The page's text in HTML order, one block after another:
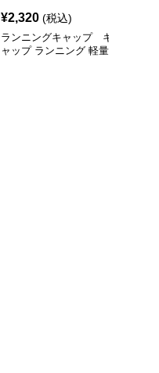
¥2,320 (税込)
ランニングキャップ キ
ャップ ランニング 軽量